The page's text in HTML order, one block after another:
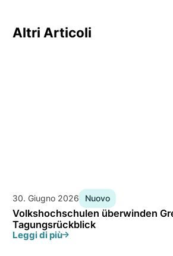
Altri Articoli
30. Giugno 2026 Nuovo
Volkshochschulen überwinden
Tagungsrückblick
Leggi di più